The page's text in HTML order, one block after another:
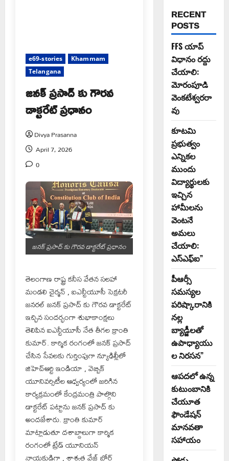
e69-stories
Khammam
Telangana
జనక్ ప్రసాద్ కు గౌరవ
డాక్టరేట్ ప్రధానం
Divya Prasanna
April 7, 2026
0
జనక్ ప్రసాద్ కు గౌరవ డాక్టరేట్ ప్రధానం
తెలంగాణ రాష్ట్ర కనీస వేతన సలహా
మండలి చైర్మన్ , ఐఎన్టీయూసీ సెక్రటరీ
జనరల్ జనక్ ప్రసాద్ కు గౌరవ డాక్టరేట్
ఇచ్చిన సందర్భంగా శుభాకాంక్షలు
తెలిపిన ఐఎన్టీయూసీ నేత తీగల క్రాంతి
కుమార్. కార్మిక రంగంలో జనక్ ప్రసాద్
చేసిన సేవలకు గుర్తింపుగా న్యూఢిల్లీలో
జిహెచ్ఆర్టి ఇండియా , వెబ్బిక్
యూనివర్సిటీల ఆధ్వర్యంలో జరిగిన
కార్యక్రమంలో కేంద్రమంత్రి పాల్గొని
డాక్టరేట్ పట్టాను జనక్ ప్రసాద్ కు
అందజేశారు. క్రాంతి కుమార్
మాట్లాడుతూ దశాబ్దాలుగా కార్మిక
రంగంలో ట్రేడ్ యూనియన్
నాయకుడిగా , శాశ్వత వేజ్ బోర్డ్
RECENT
POSTS
FFS యాప్
విధానం రద్దు
చేయాలి:
మోరంపూడి
వెంకటేశ్వరరా
వు
కూటమి
ప్రభుత్వం
ఎన్నికల
ముందు
విద్యార్థులకు
ఇచ్చిన
హామీలను
వెంటనే
అమలు
చేయాలి:
ఎస్ఎఫ్ఐ”
పీఆర్సీ
సమస్యల
పరిష్కారానికి
నల్ల
బ్యాడ్జీలతో
ఉపాధ్యాయు
ల నిరసన”
ఆపదలో ఉన్న
కుటుంబానికి
చేయూత
ఫౌండేషన్
మానవతా
సహాయం